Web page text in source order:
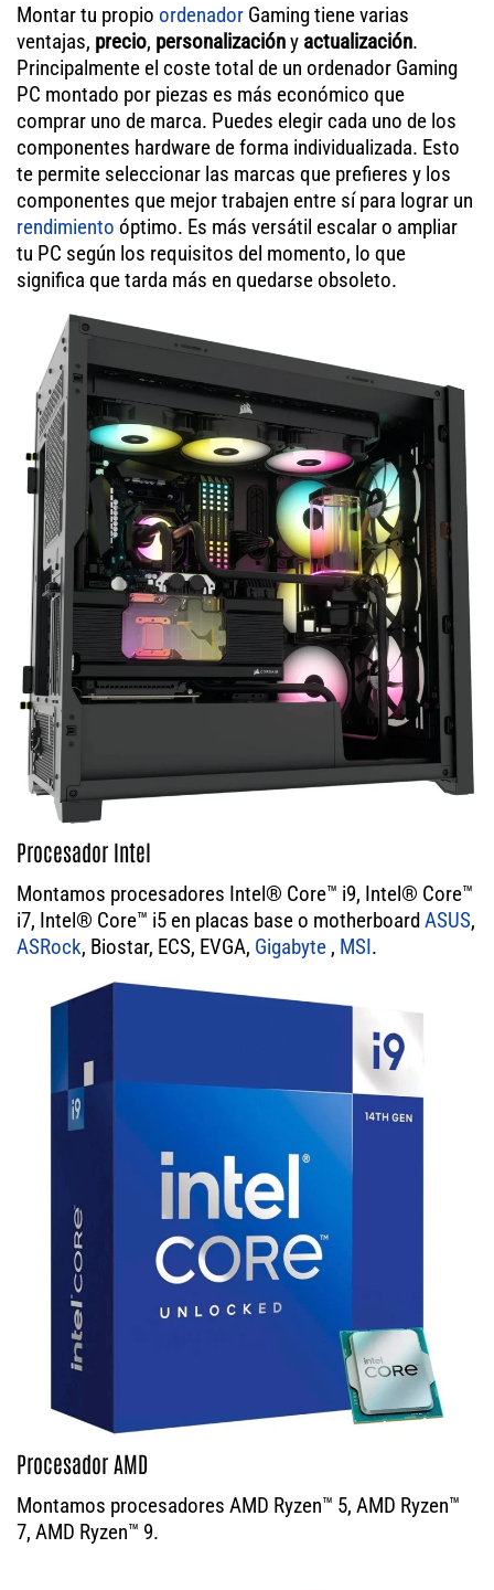
Montar tu propio ordenador Gaming tiene varias
ventajas, precio, personalizacióny actualización.
Principalmente el coste total de un ordenador Gaming
PC montado por piezas es más económico que
comprar uno de marca. Puedes elegir cada uno de los
componentes hardware de forma individualizada. Esto
te permite seleccionar las marcas que prefieres y los
componentes que mejor trabajen entre sí para lograr un
rendimiento óptimo. Es más versátil escalar o ampliar
tu PC según los requisitos del momento, lo que
significa que tarda más en quedarse obsoleto.
Procesador Intel
Montamos procesadores Intel® Core™ i9, Intel® Core™
i7, Intel® Core™ i5 en placas base o motherboardASUS,
ASRock, Biostar, ECS, EVGA, Gigabyte , MSI.
Procesador AMD
Montamos procesadores AMD Ryzen™ 5, AMD Ryzen™
7, AMD Ryzen™ 9.